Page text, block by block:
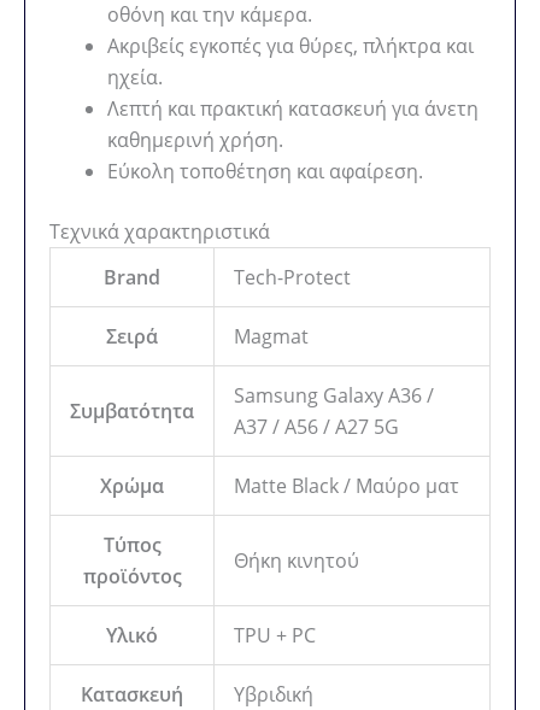
οθόνη και την κάμερα.
Ακριβείς εγκοπές για θύρες, πλήκτρα και
ηχεία.
Λεπτή και πρακτική κατασκευή για άνετη
καθημερινή χρήση.
Εύκολη τοποθέτηση και αφαίρεση.
Τεχνικά χαρακτηριστικά
Brand
Tech-Protect
Σειρά Magmat
Συμβατότητα
Samsung Galaxy A36 /
A37 / A56 / A27 5G
Χρώμα Matte Black / Μαύρο ματ
Τύπος
προϊόντος
Θήκη κινητού
Υλικό TPU + PC
Κατασκευή Υβριδική